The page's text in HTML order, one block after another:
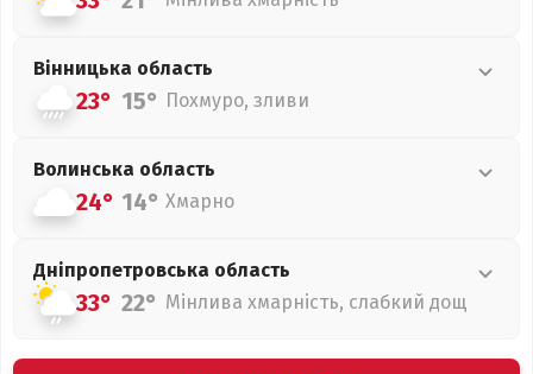
Вінницька область
23° 15° Похмуро, зливи
Волинська область
24° 14° Хмарно
Дніпропетровська область
33° 22° Мінлива хмарність, слабкий дощ